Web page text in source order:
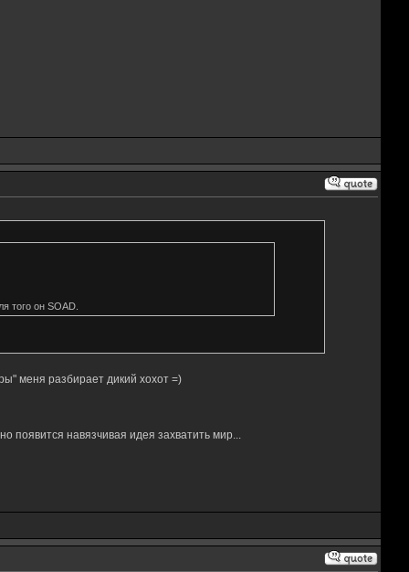
того он SOAD.
меня разбирает дикий хохот =)
появится навязчивая идея захватить мир...